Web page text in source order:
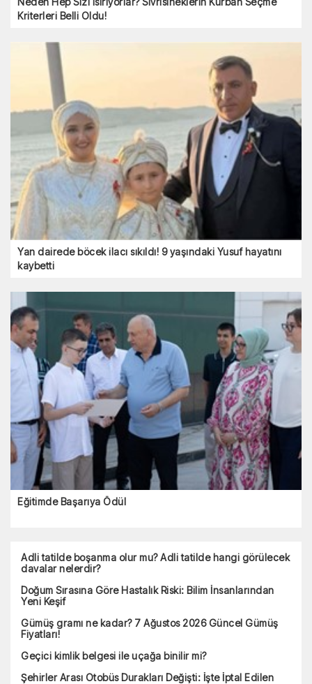
Kriterleri Belli Oldu!
Yan dairede böcek ilacı sıkıldı! 9 yaşındaki Yusuf hayatını
kaybetti
Eğitimde Başarıya Ödül
Adli tatilde boşanma olur mu? Adli tatilde hangi görülecek
davalar nelerdir?
Doğum Sırasına Göre Hastalık Riski: Bilim İnsanlarından
Yeni Keşif
Gümüş gramı ne kadar? 7 Ağustos 2026 Güncel Gümüş
Fiyatları!
Geçici kimlik belgesi ile uçağa binilir mi?
Şehirler Arası Otobüs Durakları Değişti: İşte İptal Edilen